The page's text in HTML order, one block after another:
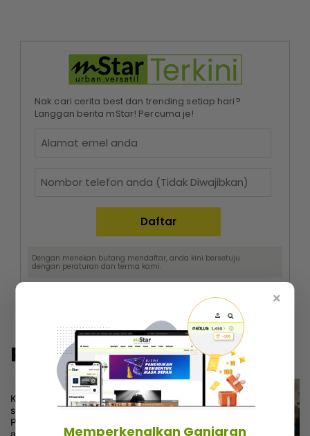
Nak cari cerita best dan trending setiap hari?
Langgan berita mStar! Percuma je!
Dengan menekan butang mendaftar, anda kini bersetuju
dengan peraturan dan terma kami.
Popular@Lokal
1
Kubur ayah masih ‘merah’, ibu
saudara pula sibuk fasal harta...
Peguam pesan ‘makcik’ tiada hak,
ada anak lelaki sebagai waris
×
Memperkenalkan Ganjaran